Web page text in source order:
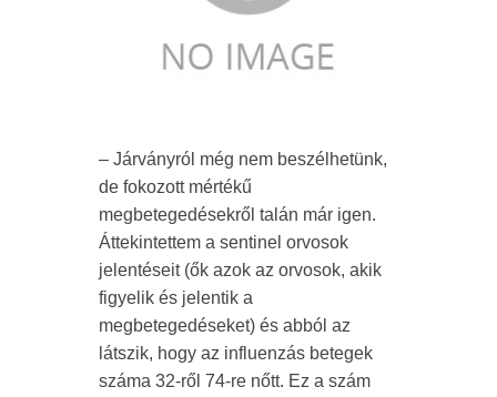
– Járványról még nem beszélhetünk,
de fokozott mértékű
megbetegedésekről talán már igen.
Áttekintettem a sentinel orvosok
jelentéseit (ők azok az orvosok, akik
figyelik és jelentik a
megbetegedéseket) és abból az
látszik, hogy az influenzás betegek
száma 32-ről 74-re nőtt. Ez a szám